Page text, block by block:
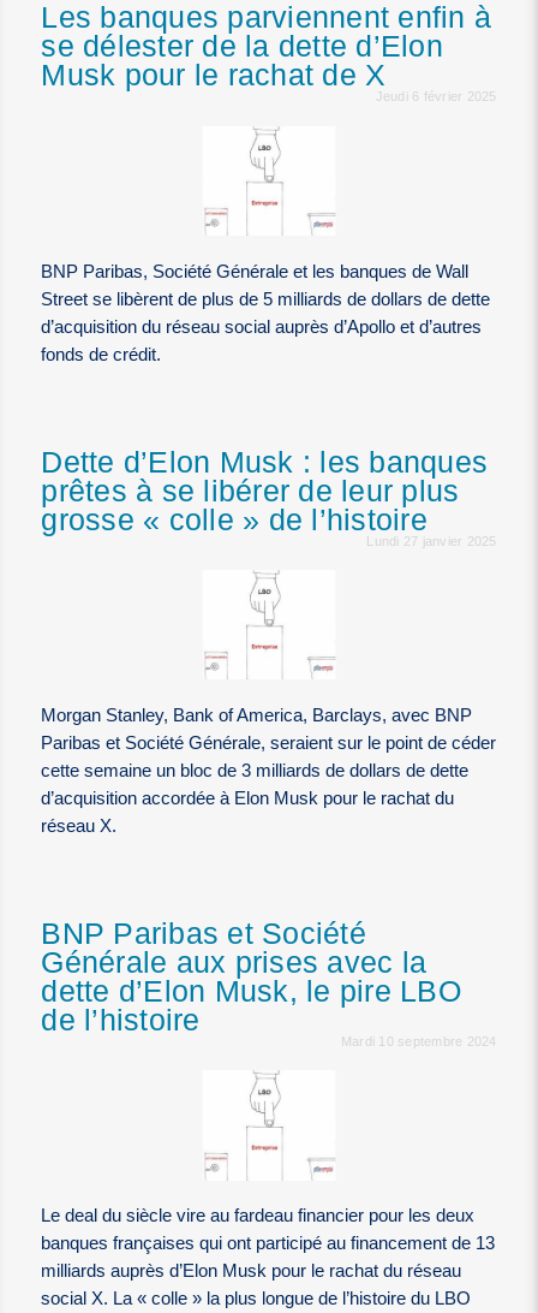
Les banques parviennent enfin à
se délester de la dette d’Elon
Musk pour le rachat de X
Jeudi 6 février 2025
BNP Paribas, Société Générale et les banques de Wall
Street se libèrent de plus de 5 milliards de dollars de dette
d’acquisition du réseau social auprès d’Apollo et d’autres
fonds de crédit.
Dette d’Elon Musk : les banques
prêtes à se libérer de leur plus
grosse « colle » de l’histoire
Lundi 27 janvier 2025
Morgan Stanley, Bank of America, Barclays, avec BNP
Paribas et Société Générale, seraient sur le point de céder
cette semaine un bloc de 3 milliards de dollars de dette
d’acquisition accordée à Elon Musk pour le rachat du
réseau X.
BNP Paribas et Société
Générale aux prises avec la
dette d’Elon Musk, le pire LBO
de l’histoire
Mardi 10 septembre 2024
Le deal du siècle vire au fardeau financier pour les deux
banques françaises qui ont participé au financement de 13
milliards auprès d’Elon Musk pour le rachat du réseau
social X. La « colle » la plus longue de l’histoire du LBO